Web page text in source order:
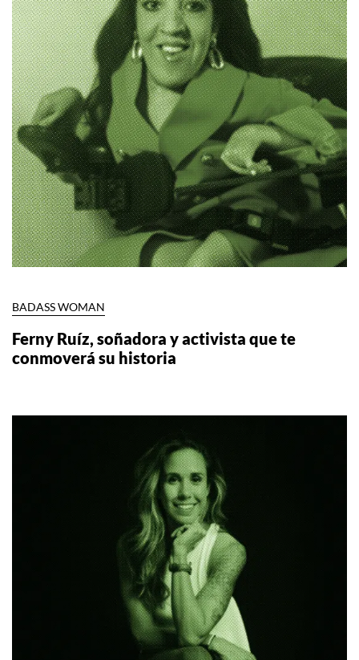
BADASS WOMAN
Ferny Ruíz, soñadora y activista que te
conmoverá su historia